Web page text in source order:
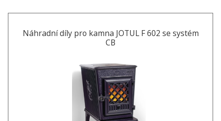
Náhradní díly pro kamna JOTUL F 602 se systém
CB